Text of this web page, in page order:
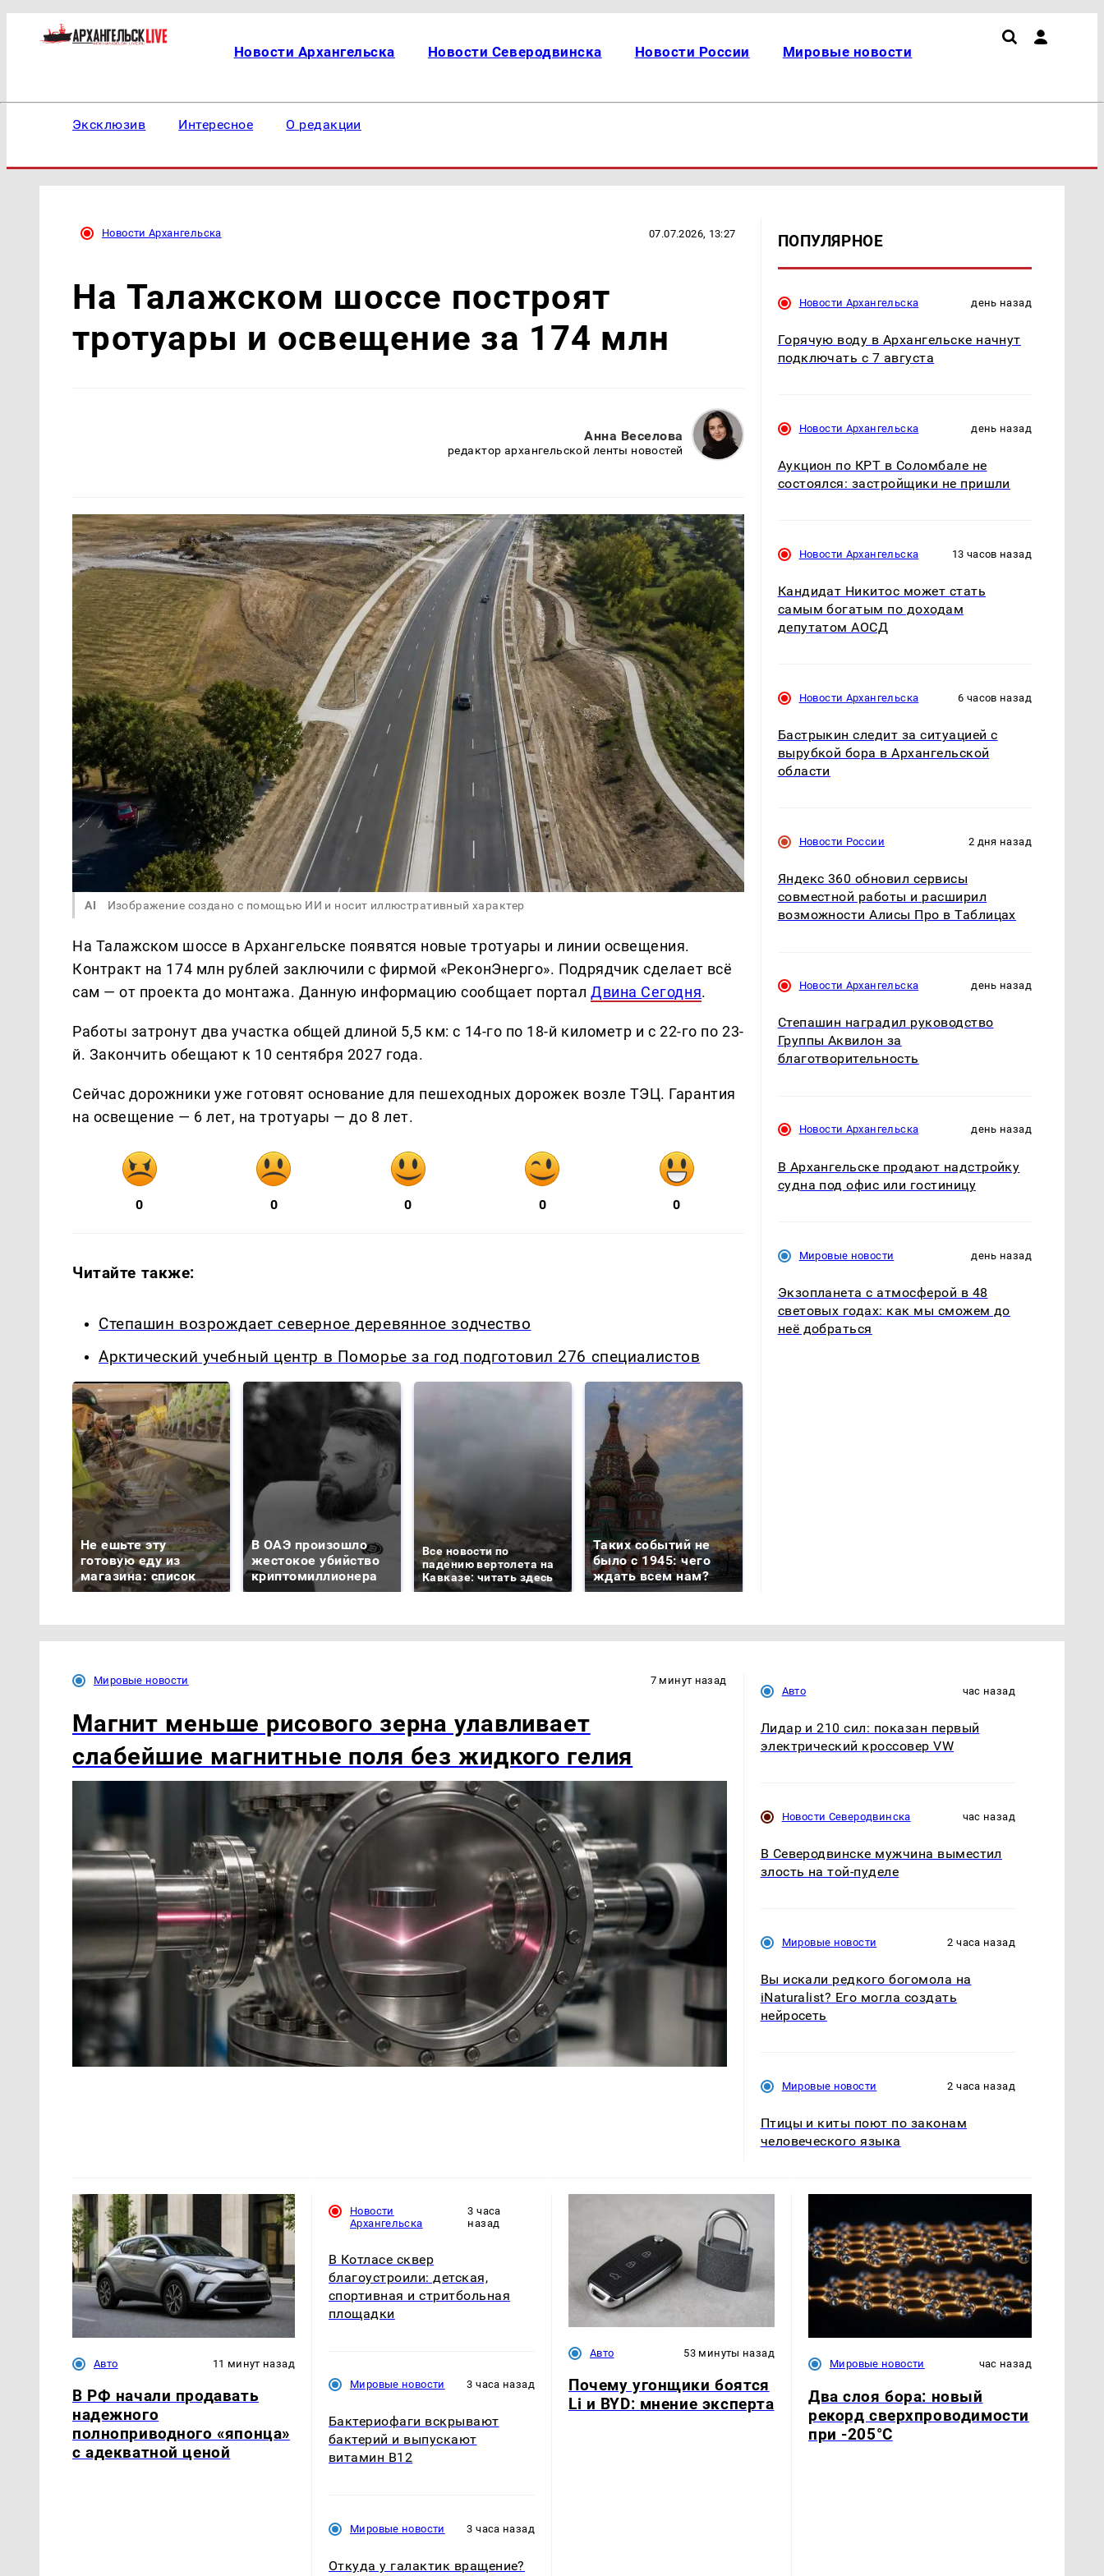
Новости Архангельска Новости Северодвинска Новости России Мировые новости
Эксклюзив Интересное О редакции
Новости Архангельска 07.07.2026, 13:27
На Талажском шоссе построят
тротуары и освещение за 174 млн
Анна Веселова
редактор архангельской ленты новостей
AI Изображение создано с помощью ИИ и носит иллюстративный характер
На Талажском шоссе в Архангельске появятся новые тротуары и линии освещения.
Контракт на 174 млн рублей заключили с фирмой «РеконЭнерго». Подрядчик сделает всё
сам — от проекта до монтажа. Данную информацию сообщает порталДвина Сегодня.
Работы затронут два участка общей длиной 5,5 км: с 14-го по 18-й километр и с 22-го по 23-
й. Закончить обещают к 10 сентября 2027 года.
Сейчас дорожники уже готовят основание для пешеходных дорожек возле ТЭЦ. Гарантия
на освещение — 6 лет, на тротуары — до 8 лет.
0 0 0 0 0
Читайте также:
Степашин возрождает северное деревянное зодчество
Арктический учебный центр в Поморье за год подготовил 276 специалистов
Не ешьте эту
готовую еду из
магазина: список
В ОАЭ произошло
жестокое убийство
криптомиллионера
Все новости по
падению вертолета на
Кавказе: читать здесь
Таких событий не
было с 1945: чего
ждать всем нам?
ПОПУЛЯРНОЕ
Новости Архангельска день назад
Горячую воду в Архангельске начнут
подключать с 7 августа
Новости Архангельска день назад
Аукцион по КРТ в Соломбале не
состоялся: застройщики не пришли
Новости Архангельска 13 часов назад
Кандидат Никитос может стать
самым богатым по доходам
депутатом АОСД
Новости Архангельска 6 часов назад
Бастрыкин следит за ситуацией с
вырубкой бора в Архангельской
области
Новости России 2 дня назад
Яндекс 360 обновил сервисы
совместной работы и расширил
возможности Алисы Про в Таблицах
Новости Архангельска день назад
Степашин наградил руководство
Группы Аквилон за
благотворительность
Новости Архангельска день назад
В Архангельске продают надстройку
судна под офис или гостиницу
Мировые новости день назад
Экзопланета с атмосферой в 48
световых годах: как мы сможем до
неё добраться
Мировые новости 7 минут назад
Магнит меньше рисового зерна улавливает
слабейшие магнитные поля без жидкого гелия
Авто час назад
Лидар и 210 сил: показан первый
электрический кроссовер VW
Новости Северодвинска час назад
В Северодвинске мужчина выместил
злость на той-пуделе
Мировые новости 2 часа назад
Вы искали редкого богомола на
iNaturalist? Его могла создать
нейросеть
Мировые новости 2 часа назад
Птицы и киты поют по законам
человеческого языка
Авто 11 минут назад
В РФ начали продавать
надежного
полноприводного «японца»
с адекватной ценой
Новости
Архангельска
3 часа
назад
В Котласе сквер
благоустроили: детская,
спортивная и стритбольная
площадки
Мировые новости 3 часа назад
Бактериофаги вскрывают
бактерий и выпускают
витамин B12
Мировые новости 3 часа назад
Откуда у галактик вращение?
Авто 53 минуты назад
Почему угонщики боятся
Li и BYD: мнение эксперта
Мировые новости час назад
Два слоя бора: новый
рекорд сверхпроводимости
при -205°C